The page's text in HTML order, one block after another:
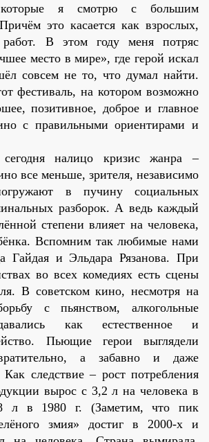
которые я смотрю с большим
это касается как взрослых,
В этом году меня потряс
место в мире», где герой искал
совсем не то, что думал найти.
фестиваль, на котором возможно
позитивное, доброе и главное
с правильными ориентирами и
сегодня налицо кризис жанра –
все меньше, зрителя, независимо
в пучину социальных
разборок. А ведь каждый
степени влияет на человека,
Вспомним так любимые нами
Гайдая и Эльдара Рязанова. При
во всех комедиях есть сцены
В советском кино, несмотря на
с пьянством, алкогольные
как естественное и
Пьющие герои выглядели
а забавно и даже
Как следствие – рост потребления
вырос с 3,2 л на человека в
л в 1980 г. (Заметим, что пик
змия» достиг в 2000-х и